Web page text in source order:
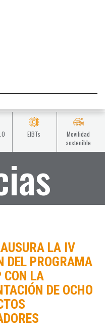
EIBTs
Movilidad
sostenible
LA IV
DEL PROGRAMA
CON LA
DE OCHO